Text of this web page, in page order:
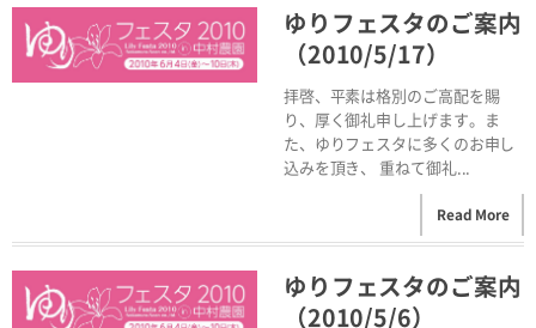
Read More
ゆりフェスタのご案内
（2010/5/17）
拝啓、平素は格別のご高配を賜
り、厚く御礼申し上げます。ま
た、ゆりフェスタに多くのお申し
込みを頂き、 重ねて御礼...
Read More
ゆりフェスタのご案内
（2010/5/6）